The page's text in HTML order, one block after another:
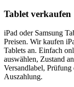
Tablet verkaufen
iPad oder Samsung
Preisen. Wir kaufen
Tablets an. Einfach
auswählen, Zustand
Versandlabel, Prüfung
Auszahlung.